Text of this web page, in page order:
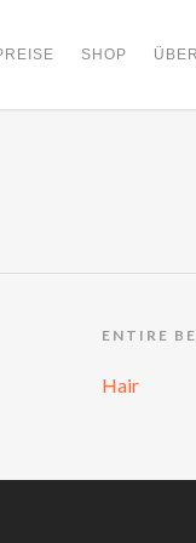
SHOP
ENTIRE
Hair